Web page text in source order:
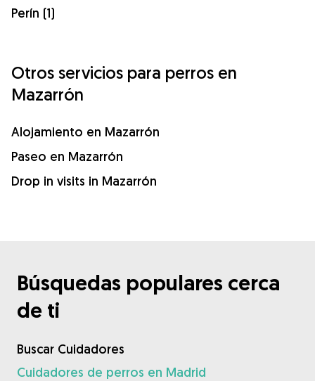
Perín (1)
Otros servicios para perros en
Mazarrón
Alojamiento en Mazarrón
Paseo en Mazarrón
Drop in visits in Mazarrón
Búsquedas populares cerca
de ti
Buscar Cuidadores
Cuidadores de perros en Madrid